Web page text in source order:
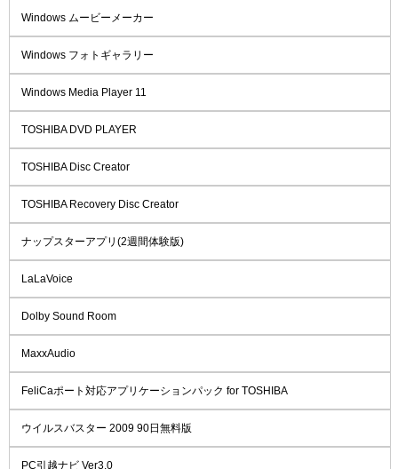
Windows ムービーメーカー
Windows フォトギャラリー
Windows Media Player 11
TOSHIBA DVD PLAYER
TOSHIBA Disc Creator
TOSHIBA Recovery Disc Creator
ナップスターアプリ(2週間体験版)
LaLaVoice
Dolby Sound Room
MaxxAudio
FeliCaポート対応アプリケーションパック for TOSHIBA
ウイルスバスター 2009 90日無料版
PC引越ナビ Ver3.0